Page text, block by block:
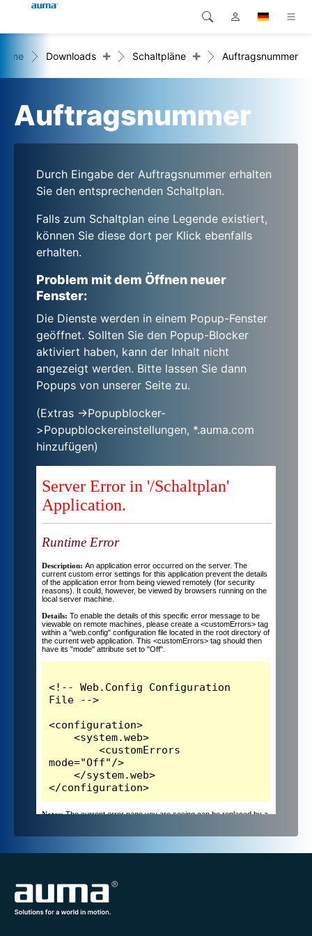
Produkte
Lösungen
Service
Unternehmen
Kontakt
Global
Europa
Asien und Pazifik
Nordamerika
Suche
Downloads + Schaltpläne + Auftragsnummer
Auftragsnummer
Durch Eingabe der Auftragsnummer erhalten
Sie den entsprechenden Schaltplan.
Falls zum Schaltplan eine Legende existiert,
können Sie diese dort per Klick ebenfalls
erhalten.
Problem mit dem Öffnen neuer
Fenster:
Die Dienste werden in einem Popup-Fenster
geöffnet. Sollten Sie den Popup-Blocker
aktiviert haben, kann der Inhalt nicht
angezeigt werden. Bitte lassen Sie dann
Popups von unserer Seite zu.
(Extras ->Popupblocker-
>Popupblockereinstellungen, *.auma.com
hinzufügen)